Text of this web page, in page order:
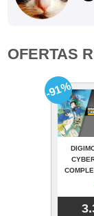
OFERTAS
-91%